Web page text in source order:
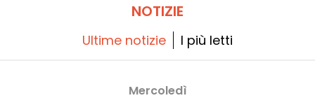
NOTIZIE
Ultime notizie I più letti
Mercoledì